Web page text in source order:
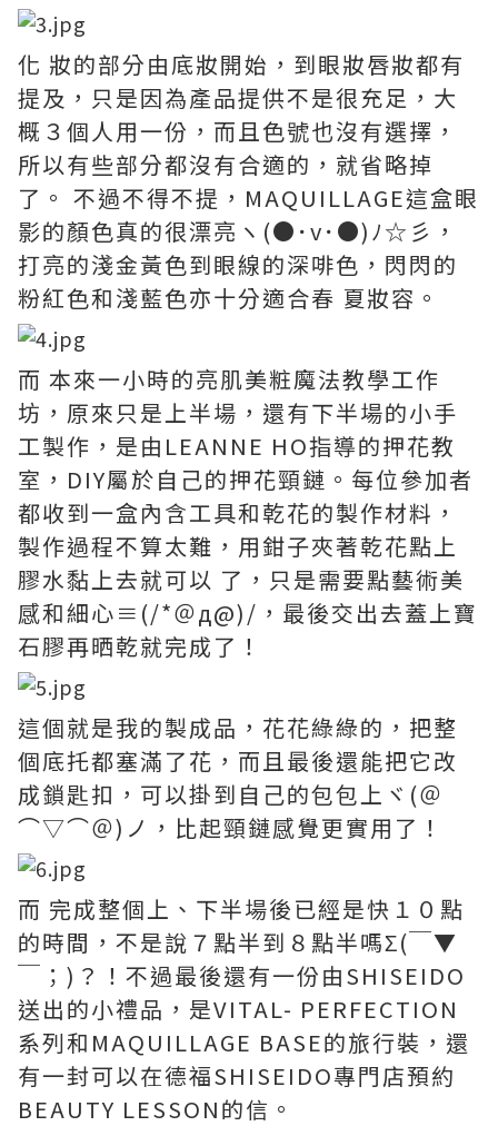
化 妝的部分由底妝開始，到眼妝唇妝都有
提及，只是因為產品提供不是很充足，大
概３個人用一份，而且色號也沒有選擇，
所以有些部分都沒有合適的，就省略掉
了。 不過不得不提，MAQUILLAGE這盒眼
影的顏色真的很漂亮ヽ(●･v･●)ﾉ☆彡，
打亮的淺金黃色到眼線的深啡色，閃閃的
粉紅色和淺藍色亦十分適合春 夏妝容。
而 本來一小時的亮肌美粧魔法教學工作
坊，原來只是上半場，還有下半場的小手
工製作，是由LEANNE HO指導的押花教
室，DIY屬於自己的押花頸鏈。每位參加者
都收到一盒內含工具和乾花的製作材料，
製作過程不算太難，用鉗子夾著乾花點上
膠水黏上去就可以 了，只是需要點藝術美
感和細心≡(/*＠д@)/，最後交出去蓋上寶
石膠再晒乾就完成了！
這個就是我的製成品，花花綠綠的，把整
個底托都塞滿了花，而且最後還能把它改
成鎖匙扣，可以掛到自己的包包上ヾ(＠
⌒▽⌒＠)ノ，比起頸鏈感覺更實用了！
而 完成整個上、下半場後已經是快１０點
的時間，不是說７點半到８點半嗎Σ(￣▼
￣；)？！不過最後還有一份由SHISEIDO
送出的小禮品，是VITAL- PERFECTION
系列和MAQUILLAGE BASE的旅行裝，還
有一封可以在德福SHISEIDO專門店預約
BEAUTY LESSON的信。